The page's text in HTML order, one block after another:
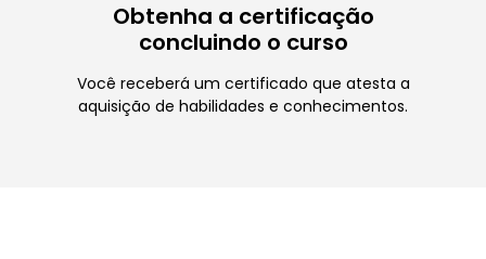
Obtenha a certificação
concluindo o curso
Você receberá um certificado que atesta a
aquisição de habilidades e conhecimentos.